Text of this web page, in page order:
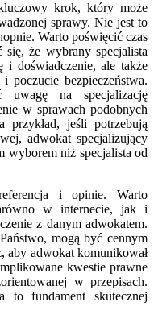
krok, który może
sprawy. Nie jest to
Warto poświęcić czas
że wybrany specjalista
i doświadczenie, ale także
poczucie bezpieczeństwa.
uwagę na specjalizację
w sprawach podobnych
przykład, jeśli potrzebują
adwokat specjalizujący
wyborem niż specjalista od
i opinie. Warto
w internecie, jak i
z danym adwokatem.
mogą być cennym
aby adwokat komunikował
kwestie prawne
w przepisach.
to fundament skutecznej